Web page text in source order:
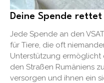
Deine Spende rettet
Jede Spende an den
für Tiere, die oft
Unterstützung ermöglicht
den Straßen Rumäniens
versorgen und ihnen ein